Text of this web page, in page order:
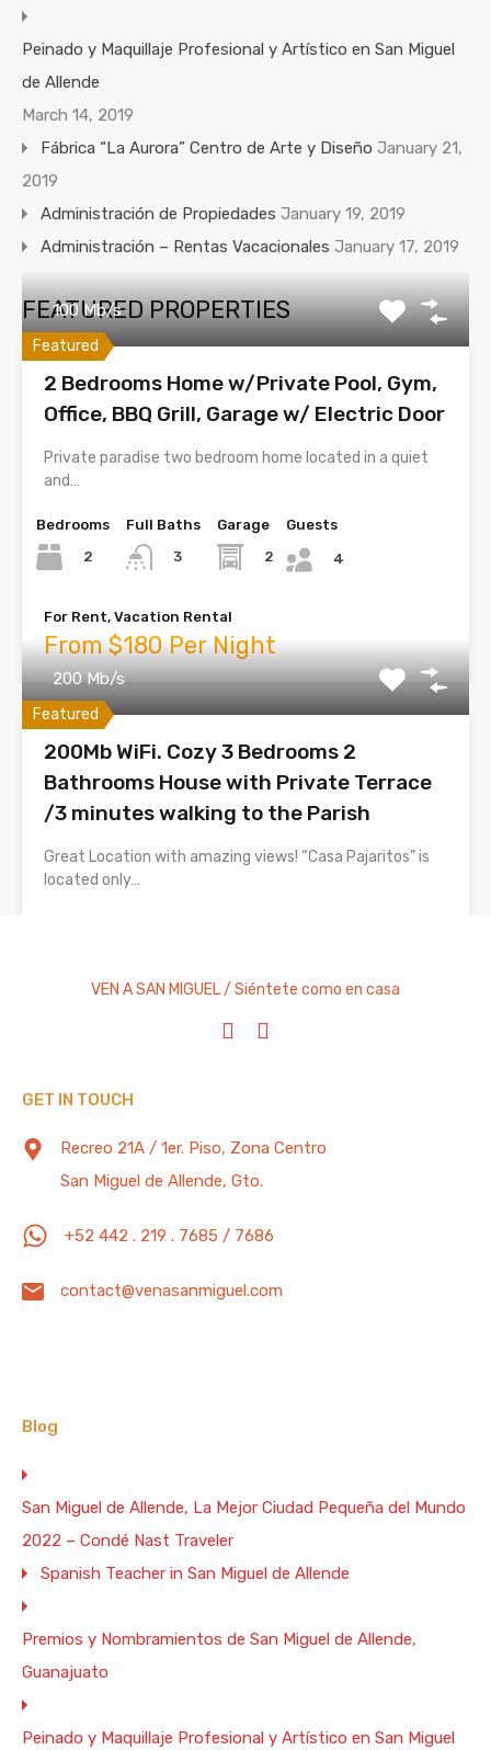
Peinado y Maquillaje Profesional y Artístico en San Miguel
de Allende
March 14, 2019
Fábrica “La Aurora” Centro de Arte y Diseño January 21,
2019
Administración de Propiedades January 19, 2019
Administración – Rentas Vacacionales January 17, 2019
FEATURED PROPERTIES
Featured
100 Mb/s
2 Bedrooms Home w/Private Pool, Gym,
Office, BBQ Grill, Garage w/ Electric Door
Private paradise two bedroom home located in a quiet
and…
Bedrooms
2
Full Baths
3
Garage
2
Guests
4
For Rent, Vacation Rental
From $180 Per Night
Featured
200 Mb/s
200Mb WiFi. Cozy 3 Bedrooms 2
Bathrooms House with Private Terrace
/3 minutes walking to the Parish
Great Location with amazing views! “Casa Pajaritos” is
located only…
From $250 Per Night
Administración Administración de Propiedades
Arreglo Personal Arte Beneficios Emocionales
Beneficios Físicos
Despedidas de Soltera
Fábrica La Aurora Guanajuato IgnacioAllende
VEN A SAN MIGUEL / Siéntete como en casa
GET IN TOUCH
Recreo 21A / 1er. Piso, Zona Centro
San Miguel de Allende, Gto.
+52 442 . 219 . 7685 / 7686
contact@venasanmiguel.com
Blog
San Miguel de Allende, La Mejor Ciudad Pequeña del Mundo
2022 – Condé Nast Traveler
Spanish Teacher in San Miguel de Allende
Premios y Nombramientos de San Miguel de Allende,
Guanajuato
Peinado y Maquillaje Profesional y Artístico en San Miguel